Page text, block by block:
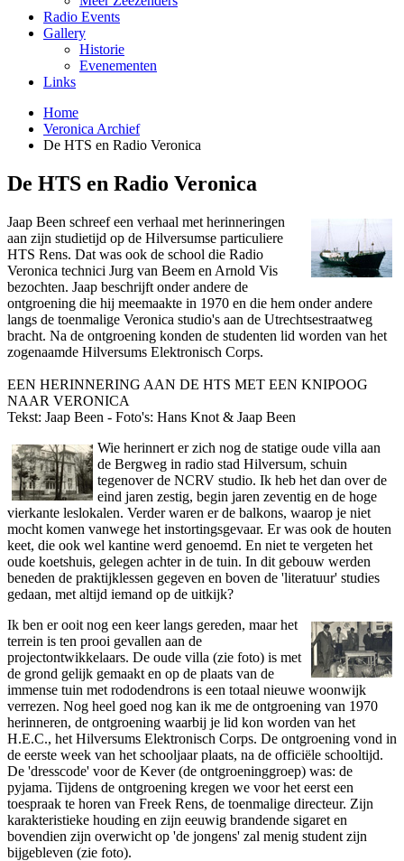
Radio Events
Gallery
Historie
Evenementen
Links
Home
Veronica Archief
De HTS en Radio Veronica
De HTS en Radio Veronica
Jaap Been schreef een verhaal met herinneringen
aan zijn studietijd op de Hilversumse particuliere
HTS Rens. Dat was ook de school die Radio
Veronica technici Jurg van Beem en Arnold Vis
bezochten. Jaap beschrijft onder andere de
ontgroening die hij meemaakte in 1970 en die hem onder andere
langs de toenmalige Veronica studio's aan de Utrechtsestraatweg
bracht. Na de ontgroening konden de studenten lid worden van het
zogenaamde Hilversums Elektronisch Corps.
EEN HERINNERING AAN DE HTS MET EEN KNIPOOG
NAAR VERONICA
Tekst: Jaap Been - Foto's: Hans Knot & Jaap Been
Wie herinnert er zich nog de statige oude villa aan
de Bergweg in radio stad Hilversum, schuin
tegenover de NCRV studio. Ik heb het dan over de
eind jaren zestig, begin jaren zeventig en de hoge
vierkante leslokalen. Verder waren er de balkons, waarop je niet
mocht komen vanwege het instortingsgevaar. Er was ook de houten
keet, die ook wel kantine werd genoemd. En niet te vergeten het
oude koetshuis, gelegen achter in de tuin. In dit gebouw werden
beneden de praktijklessen gegeven en boven de 'literatuur' studies
gedaan, met altijd iemand op de uitkijk?
Ik ben er ooit nog een keer langs gereden, maar het
terrein is ten prooi gevallen aan de
projectontwikkelaars. De oude villa (zie foto) is met
de grond gelijk gemaakt en op de plaats van de
immense tuin met rododendrons is een totaal nieuwe woonwijk
verrezen. Nog heel goed nog kan ik me de ontgroening van 1970
herinneren, de ontgroening waarbij je lid kon worden van het
H.E.C., het Hilversums Elektronisch Corps. De ontgroening vond in
de eerste week van het schooljaar plaats, na de officiële schooltijd.
De 'dresscode' voor de Kever (de ontgroeninggroep) was: de
pyjama. Tijdens de ontgroening kregen we voor het eerst een
toespraak te horen van Freek Rens, de toenmalige directeur. Zijn
karakteristieke houding en zijn eeuwig brandende sigaret en
bovendien zijn overwicht op 'de jongens' zal menig student zijn
bijgebleven (zie foto).